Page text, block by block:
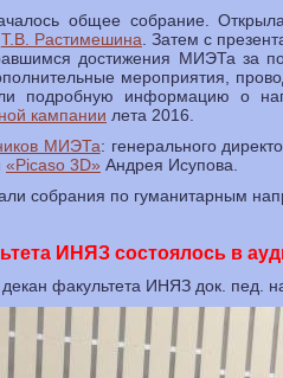
общее собрание.
Т.В. Растимешина . Затем с
достижения МИЭТа за
мероприятия,
подробную информацию о
кампании лета 2016.
МИЭТа: генерального
«Picaso 3D» Андрея Исупова.
собрания по гуманитарным
ИНЯЗ состоялось в
факультета ИНЯЗ док. пед.